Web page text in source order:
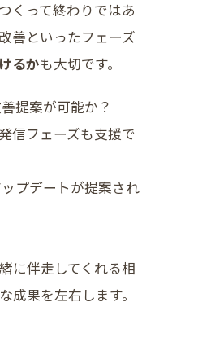
くって終わりではあ
善といったフェーズ
るかも大切です。
提案が可能か？
信フェーズも支援で
プデートが提案され
に伴走してくれる相
成果を左右します。